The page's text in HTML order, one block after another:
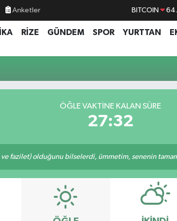
Anketler BITCOIN
DOLAR
GRAM ALTIN
RİZE GÜNDEM SPOR YURTTAN
ÖĞLE VAKTINE KALAN SÜRE
27:32
ve fazilet) olduğunu bilselerdi, ümmetim, senenin